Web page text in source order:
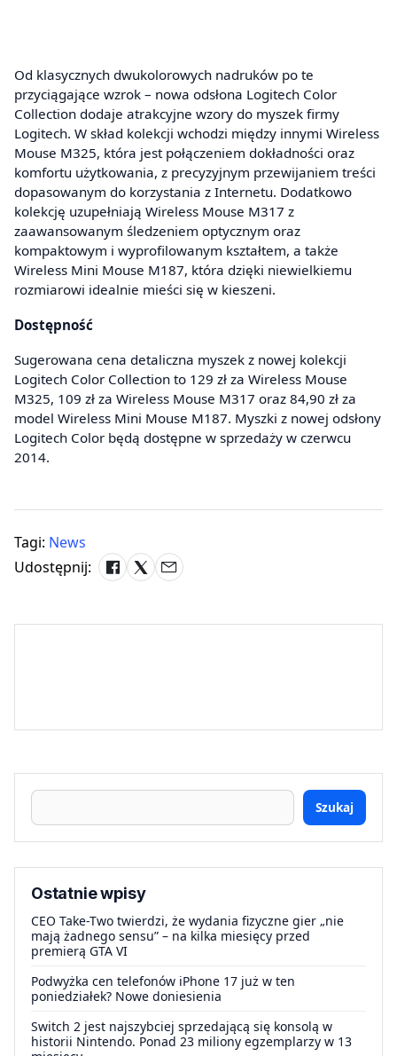
Od klasycznych dwukolorowych nadruków po te
przyciągające wzrok – nowa odsłona Logitech Color
Collection dodaje atrakcyjne wzory do myszek firmy
Logitech. W skład kolekcji wchodzi między innymi Wireless
Mouse M325, która jest połączeniem dokładności oraz
komfortu użytkowania, z precyzyjnym przewijaniem treści
dopasowanym do korzystania z Internetu. Dodatkowo
kolekcję uzupełniają Wireless Mouse M317 z
zaawansowanym śledzeniem optycznym oraz
kompaktowym i wyprofilowanym kształtem, a także
Wireless Mini Mouse M187, która dzięki niewielkiemu
rozmiarowi idealnie mieści się w kieszeni.
Dostępność
Sugerowana cena detaliczna myszek z nowej kolekcji
Logitech Color Collection to 129 zł za Wireless Mouse
M325, 109 zł za Wireless Mouse M317 oraz 84,90 zł za
model Wireless Mini Mouse M187. Myszki z nowej odsłony
Logitech Color będą dostępne w sprzedaży w czerwcu
2014.
Tagi: News
Udostępnij:
Szukaj
Ostatnie wpisy
CEO Take-Two twierdzi, że wydania fizyczne gier „nie
mają żadnego sensu” – na kilka miesięcy przed
premierą GTA VI
Podwyżka cen telefonów iPhone 17 już w ten
poniedziałek? Nowe doniesienia
Switch 2 jest najszybciej sprzedającą się konsolą w
historii Nintendo. Ponad 23 miliony egzemplarzy w 13